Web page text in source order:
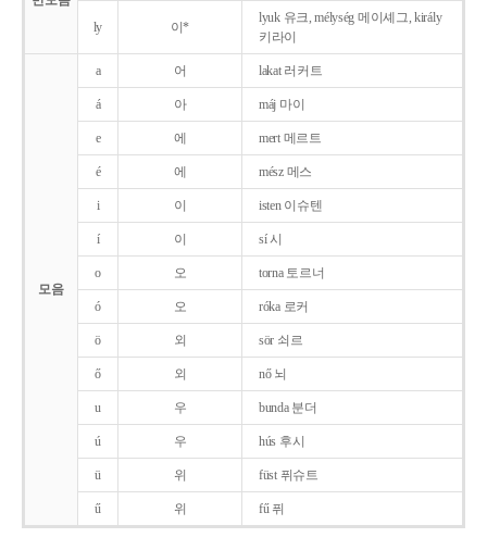
ly 이*
lyuk 유크, mélység 메이셰그, király
키라이
모음
a 어 lakat 러커트
á 아 máj 마이
e 에 mert 메르트
é 에 mész 메스
i 이 isten 이슈텐
í 이 sí 시
o 오 torna 토르너
ó 오 róka 로커
ö 외 sör 쇠르
ő 외 nő 뇌
u 우 bunda 분더
ú 우 hús 후시
ü 위 füst 퓌슈트
ű 위 fű 퓌